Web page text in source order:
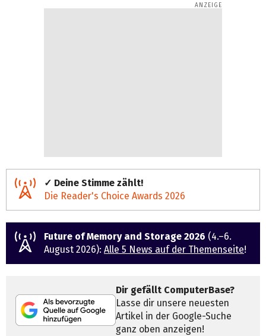
✓ Deine Stimme zählt!
Die Reader's Choice Awards 2026
Future of Memory and Storage 2026 (4.–6.
August 2026): Alle 5 News auf der Themenseite!
Dir gefällt ComputerBase?
Lasse dir unsere neuesten
Artikel in der Google-Suche
ganz oben anzeigen!